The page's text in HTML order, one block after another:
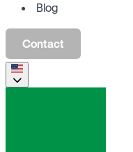
Blog
Contact